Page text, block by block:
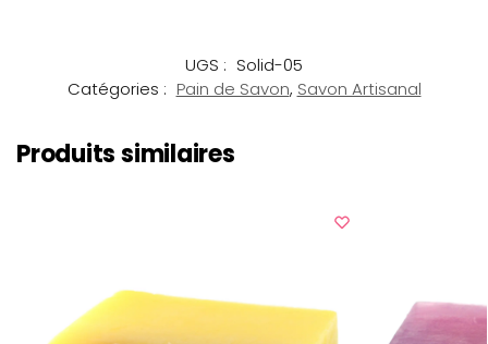
UGS : Solid-05
Catégories : Pain de Savon, Savon Artisanal
Produits similaires